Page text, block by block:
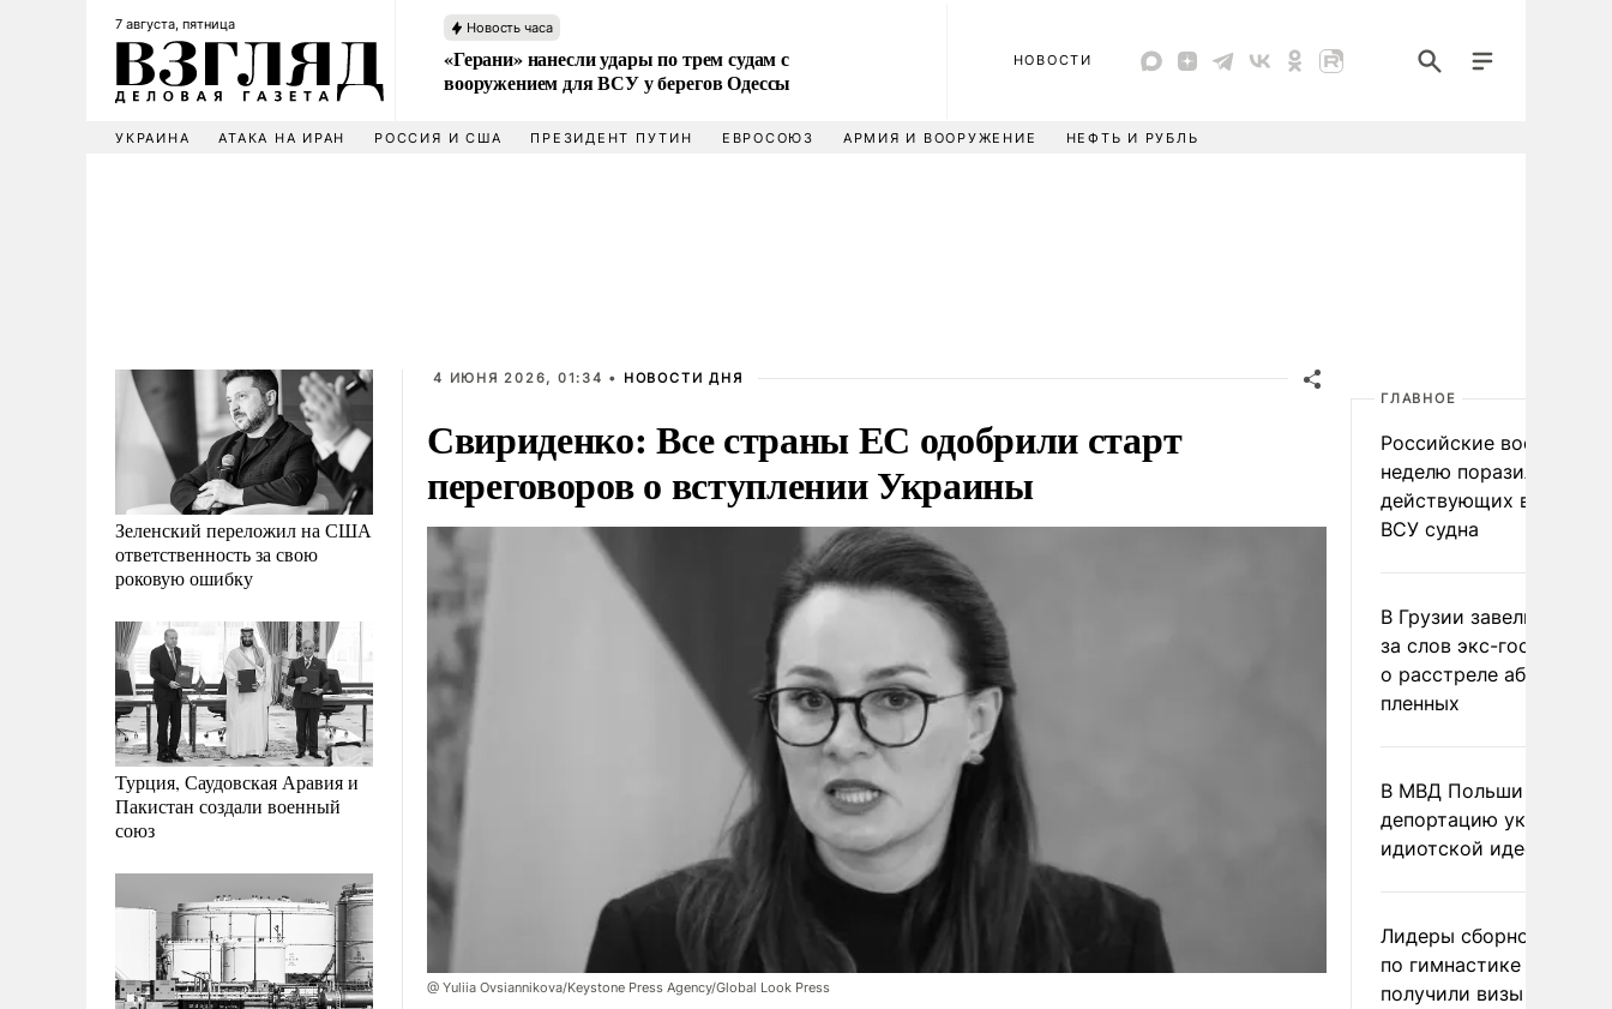
7 августа, пятница Новость часа
«Герани» нанесли удары по трем судам с
вооружением для ВСУ у берегов Одессы
НОВОСТИ
УКРАИНА АТАКА НА ИРАН РОССИЯ И США ПРЕЗИДЕНТ ПУТИН ЕВРОСОЮЗ АРМИЯ И ВООРУЖЕНИЕ НЕФТЬ И РУБЛЬ
Зеленский переложил на США
ответственность за свою
роковую ошибку
Турция, Саудовская Аравия и
Пакистан создали военный
союз
4 ИЮНЯ 2026, 01:34 • НОВОСТИ ДНЯ
Свириденко: Все страны ЕС одобрили старт
переговоров о вступлении Украины
@ Yuliia Ovsiannikova/Keystone Press Agency/Global Look Press
ГЛАВНОЕ
Российские военные за
неделю поразили 34
действующих в
ВСУ судна
В Грузии завели дело
за слов экс-
о расстреле абхазских
пленных
В МВД Польши назвали
депортацию украинцев
идиотской идеей
Лидеры сборной
по гимнастике не
получили визы для